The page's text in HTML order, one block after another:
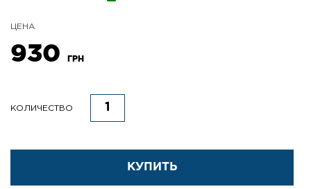
ЦЕНА
930 ГРН
КОЛИЧЕСТВО
КУПИТЬ